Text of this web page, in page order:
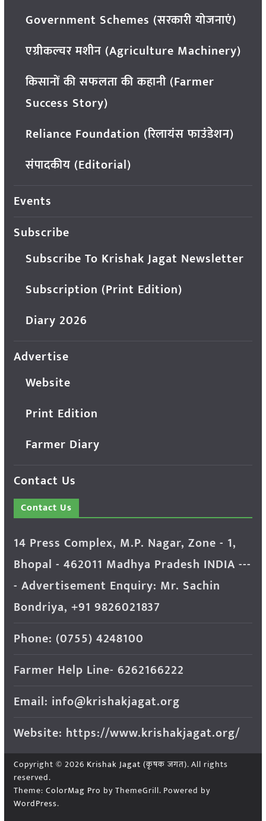
Government Schemes (सरकारी योजनाएं)
एग्रीकल्चर मशीन (Agriculture Machinery)
किसानों की सफलता की कहानी (Farmer
Success Story)
Reliance Foundation (रिलायंस फाउंडेशन)
संपादकीय (Editorial)
Events
Subscribe
Subscribe To Krishak Jagat Newsletter
Subscription (Print Edition)
Diary 2026
Advertise
Website
Print Edition
Farmer Diary
Contact Us
Contact Us
14 Press Complex, M.P. Nagar, Zone - 1,
Bhopal - 462011 Madhya Pradesh INDIA ---
- Advertisement Enquiry: Mr. Sachin
Bondriya, +91 9826021837
Phone: (0755) 4248100
Farmer Help Line- 6262166222
Email: info@krishakjagat.org
Website: https://www.krishakjagat.org/
Copyright © 2026 Krishak Jagat (कृषक जगत). All rights
reserved.
Theme: ColorMag Pro by ThemeGrill. Powered by
WordPress.